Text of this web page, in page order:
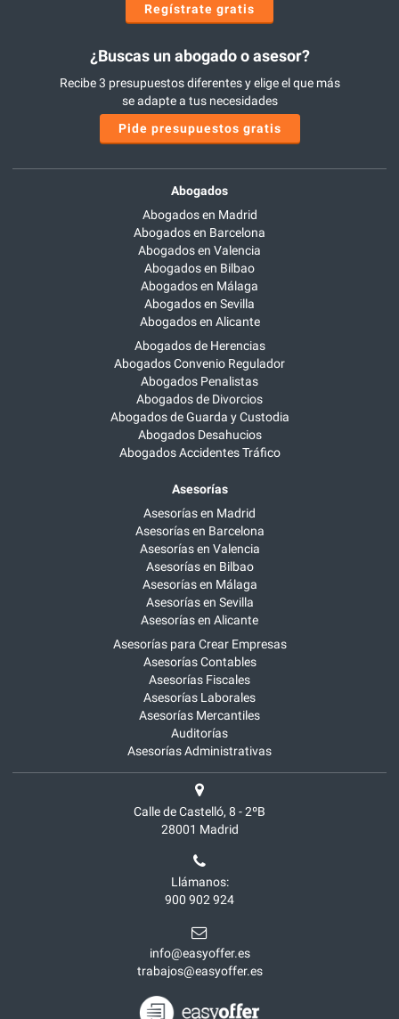
Regístrate gratis
¿Buscas un abogado o asesor?
Recibe 3 presupuestos diferentes y elige el que más
se adapte a tus necesidades
Pide presupuestos gratis
Abogados
Abogados en Madrid
Abogados en Barcelona
Abogados en Valencia
Abogados en Bilbao
Abogados en Málaga
Abogados en Sevilla
Abogados en Alicante
Abogados de Herencias
Abogados Convenio Regulador
Abogados Penalistas
Abogados de Divorcios
Abogados de Guarda y Custodia
Abogados Desahucios
Abogados Accidentes Tráfico
Asesorías
Asesorías en Madrid
Asesorías en Barcelona
Asesorías en Valencia
Asesorías en Bilbao
Asesorías en Málaga
Asesorías en Sevilla
Asesorías en Alicante
Asesorías para Crear Empresas
Asesorías Contables
Asesorías Fiscales
Asesorías Laborales
Asesorías Mercantiles
Auditorías
Asesorías Administrativas
Calle de Castelló, 8 - 2ºB
28001 Madrid
Llámanos:
900 902 924
info@easyoffer.es
trabajos@easyoffer.es